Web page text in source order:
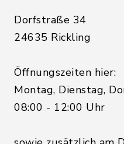
Dorfstraße 34
24635 Rickling
Öffnungszeiten hier:
Montag, Dienstag,
08:00 - 12:00 Uhr